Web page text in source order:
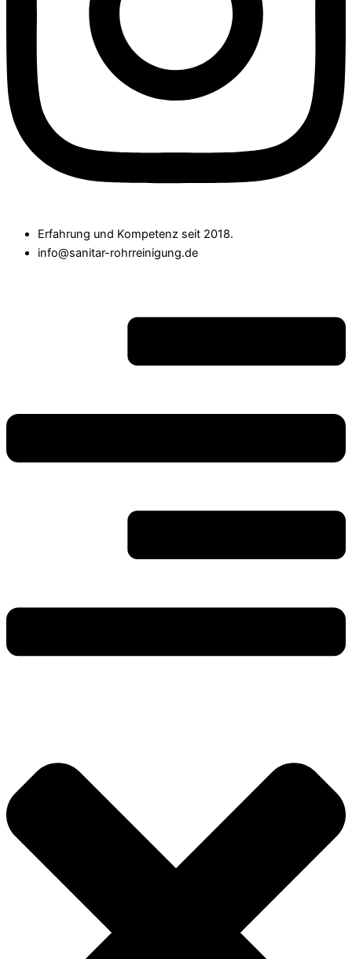
Erfahrung und Kompetenz seit 2018.
info@sanitar-rohrreinigung.de